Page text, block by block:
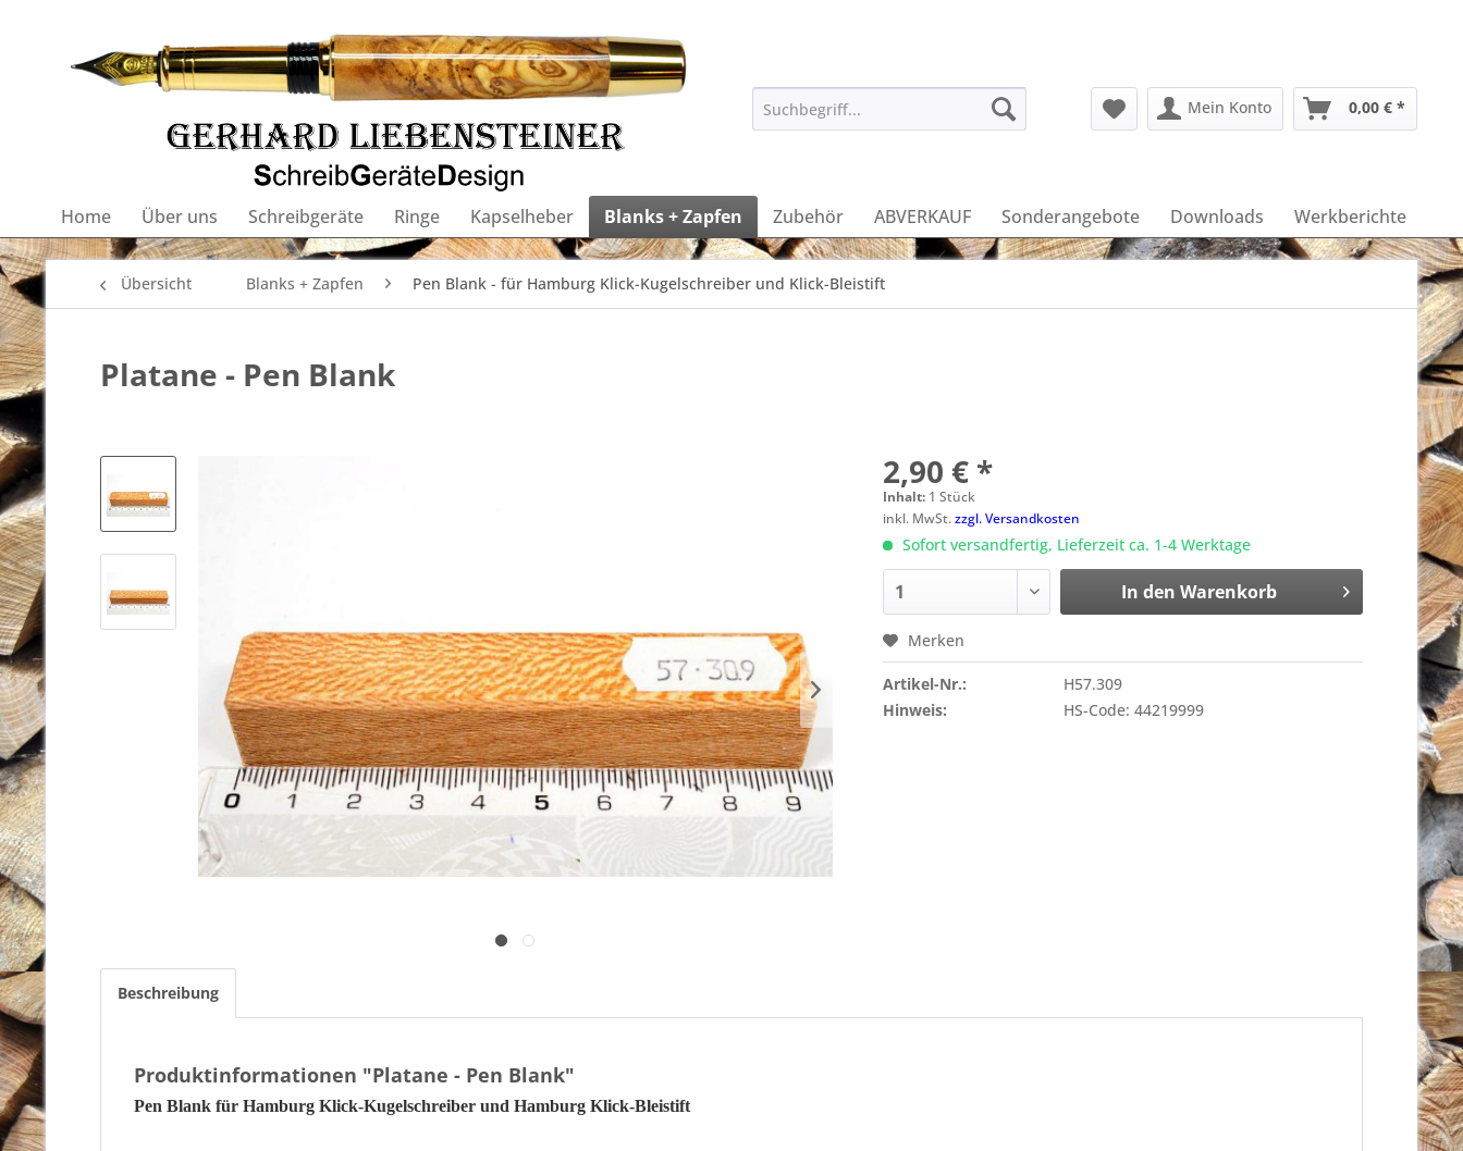
Mein Konto 0,00 € *
Home Über uns Schreibgeräte Ringe Kapselheber Blanks + Zapfen Zubehör ABVERKAUF Sonderangebote Downloads Werkberichte
Übersicht Blanks + Zapfen Pen Blank - für Hamburg Klick-Kugelschreiber und Klick-Bleistift
Platane - Pen Blank
2,90 € *
Inhalt: 1 Stück
inkl. MwSt.zzgl. Versandkosten
Sofort versandfertig, Lieferzeit ca. 1-4 Werktage
In den Warenkorb
Merken
Artikel-Nr.:
H57.309
Hinweis:
HS-Code: 44219999
Beschreibung
Produktinformationen "Platane - Pen Blank"
Pen Blank für Hamburg Klick-Kugelschreiber und Hamburg Klick-Bleistift